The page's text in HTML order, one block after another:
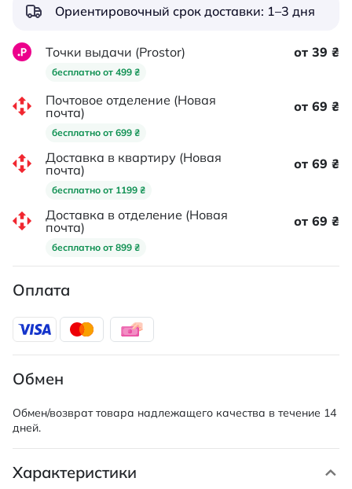
Ориентировочный срок доставки: 1–3 дня
Точки выдачи (Prostor)
бесплатно от 499 ₴
от 39 ₴
Почтовое отделение (Новая
почта)
бесплатно от 699 ₴
от 69 ₴
Доставка в квартиру (Новая
почта)
бесплатно от 1199 ₴
от 69 ₴
Доставка в отделение (Новая
почта)
бесплатно от 899 ₴
от 69 ₴
Оплата
Обмен
Обмен/возврат товара надлежащего качества в течение 14
дней.
Характеристики